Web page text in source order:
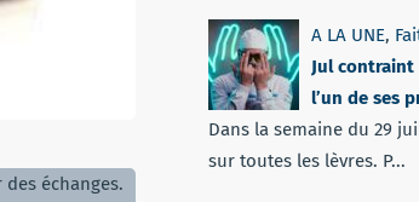
échanges.
A LA UNE,
Jul
l’un de ses
Dans la semaine du 29
sur toutes les lèvres. P...